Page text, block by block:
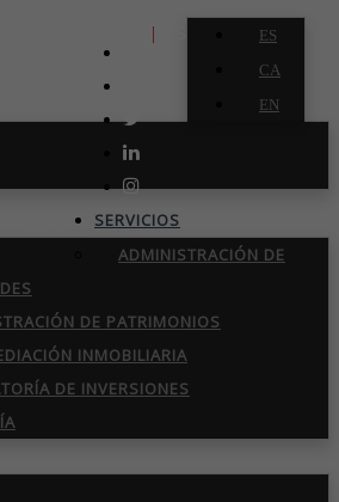
ES
CA
EN
|
935 441 655
SERVICIOS
ADMINISTRACIÓN DE
DE PATRIMONIOS
INMOBILIARIA
DE INVERSIONES